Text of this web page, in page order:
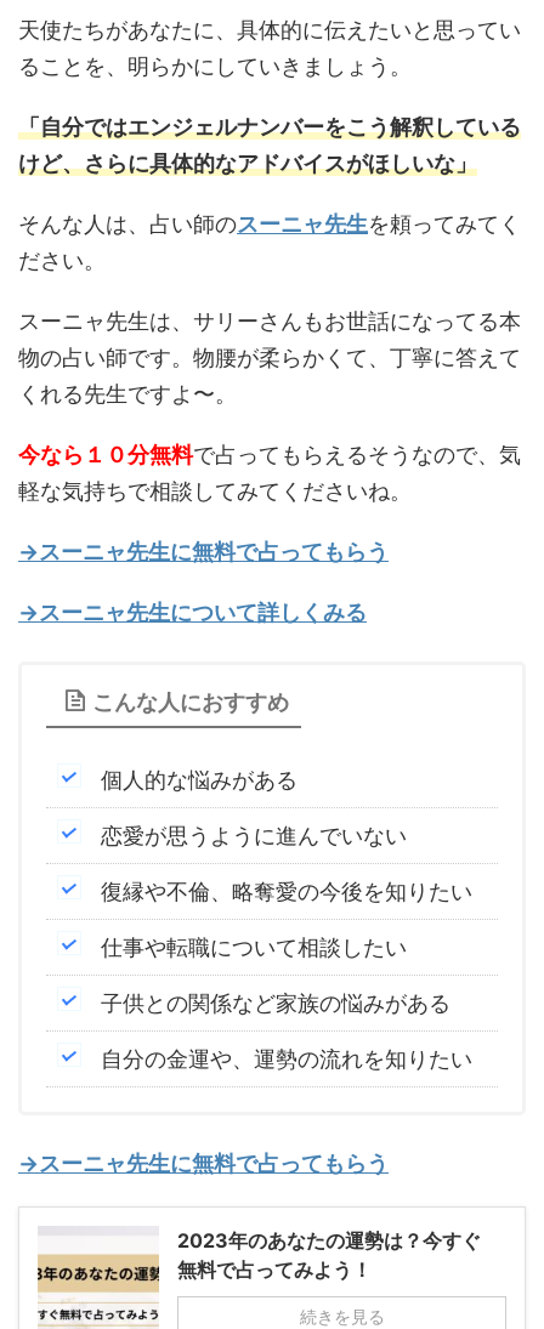
天使たちがあなたに、具体的に伝えたいと思ってい
ることを、明らかにしていきましょう。
「自分ではエンジェルナンバーをこう解釈している
けど、さらに具体的なアドバイスがほしいな」
そんな人は、占い師のスーニャ先生を頼ってみてく
ださい。
スーニャ先生は、サリーさんもお世話になってる本
物の占い師です。物腰が柔らかくて、丁寧に答えて
くれる先生ですよ〜。
今なら１０分無料で占ってもらえるそうなので、気
軽な気持ちで相談してみてくださいね。
→スーニャ先生に無料で占ってもらう
→スーニャ先生について詳しくみる
こんな人におすすめ
個人的な悩みがある
恋愛が思うように進んでいない
復縁や不倫、略奪愛の今後を知りたい
仕事や転職について相談したい
子供との関係など家族の悩みがある
自分の金運や、運勢の流れを知りたい
→スーニャ先生に無料で占ってもらう
2023年のあなたの運勢は？今すぐ
無料で占ってみよう！
続きを見る